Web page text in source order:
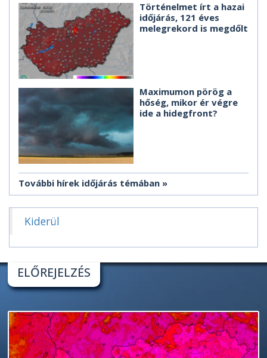
Történelmet írt a hazai
időjárás, 121 éves
melegrekord is megdőlt
Maximumon pörög a
hőség, mikor ér végre
ide a hidegfront?
További hírek időjárás témában
Kiderül
ELŐREJELZÉS